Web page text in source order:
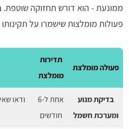
ממונעת - הוא דורש תחזוקה
פעולות מומלצות שישמרו על תקינותו
פעולה מומלצת
תדירות
מומלצת
בדיקת מנוע
ומערכת חשמל
אחת ל-6
חודשים
ודאו